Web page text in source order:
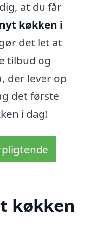
at du får
nyt køkken i
det let at
tilbud og
der lever op
det første
i dag!
køkken